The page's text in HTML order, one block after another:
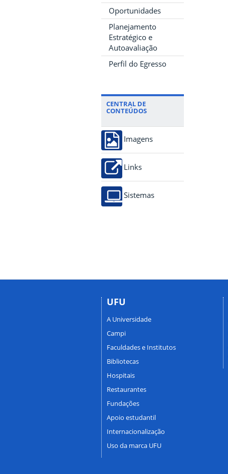
Oportunidades
Planejamento
Estratégico e
Autoavaliação
Perfil do Egresso
CENTRAL DE
CONTEÚDOS
Imagens
Links
Sistemas
UFU
A Universidade
Campi
Faculdades e Institutos
Bibliotecas
Hospitais
Restaurantes
Fundações
Apoio estudantil
Internacionalização
Uso da marca UFU